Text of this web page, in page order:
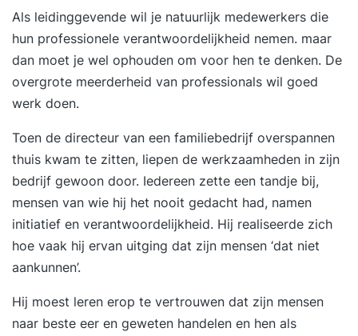
Als leidinggevende wil je natuurlijk medewerkers die
hun professionele verantwoordelijkheid nemen. maar
dan moet je wel ophouden om voor hen te denken. De
overgrote meerderheid van professionals wil goed
werk doen.
Toen de directeur van een familiebedrijf overspannen
thuis kwam te zitten, liepen de werkzaamheden in zijn
bedrijf gewoon door. Iedereen zette een tandje bij,
mensen van wie hij het nooit gedacht had, namen
initiatief en verantwoordelijkheid. Hij realiseerde zich
hoe vaak hij ervan uitging dat zijn mensen ‘dat niet
aankunnen’.
Hij moest leren erop te vertrouwen dat zijn mensen
naar beste eer en geweten handelen en hen als